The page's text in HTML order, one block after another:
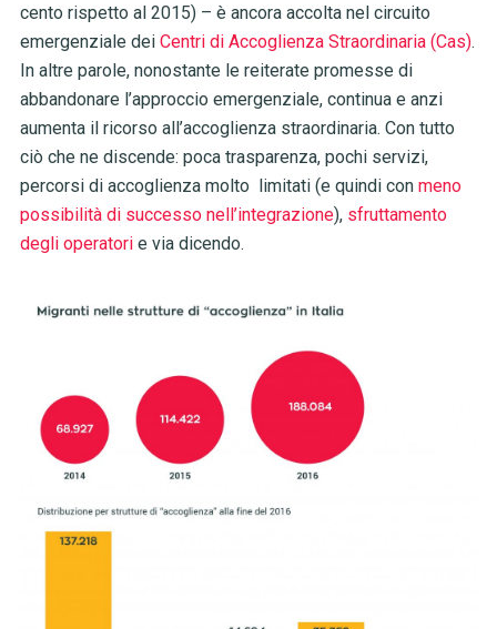
cento rispetto al 2015) – è ancora accolta nel circuito
emergenziale dei Centri di Accoglienza Straordinaria (Cas).
In altre parole, nonostante le reiterate promesse di
abbandonare l’approccio emergenziale, continua e anzi
aumenta il ricorso all’accoglienza straordinaria. Con tutto
ciò che ne discende: poca trasparenza, pochi servizi,
percorsi di accoglienza molto limitati (e quindi con meno
possibilità di successo nell’integrazione), sfruttamento
degli operatorie via dicendo.